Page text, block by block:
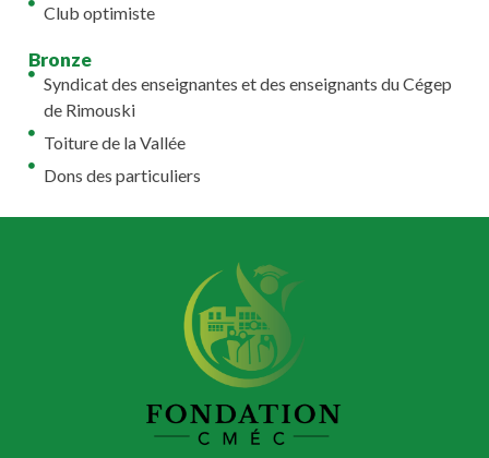
Club optimiste
Bronze
Syndicat des enseignantes et des enseignants du Cégep
de Rimouski
Toiture de la Vallée
Dons des particuliers